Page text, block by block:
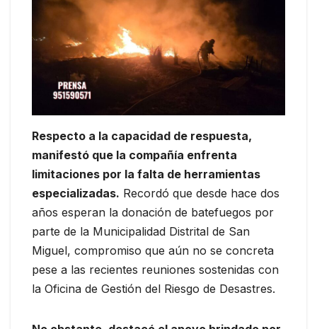
Respecto a la capacidad de respuesta,
manifestó que la compañía enfrenta
limitaciones por la falta de herramientas
especializadas. Recordó que desde hace dos
años esperan la donación de batefuegos por
parte de la Municipalidad Distrital de San
Miguel, compromiso que aún no se concreta
pese a las recientes reuniones sostenidas con
la Oficina de Gestión del Riesgo de Desastres.